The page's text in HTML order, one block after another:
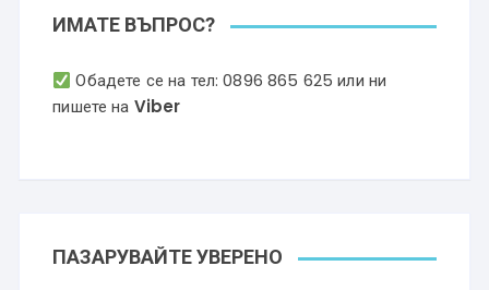
ИМАТЕ ВЪПРОС?
Обадете се на тел:0896 865 625 или ни
пишете на Viber
ПАЗАРУВАЙТЕ УВЕРЕНО